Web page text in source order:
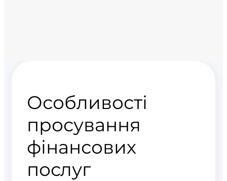
Особливості
просування
фінансових
послуг